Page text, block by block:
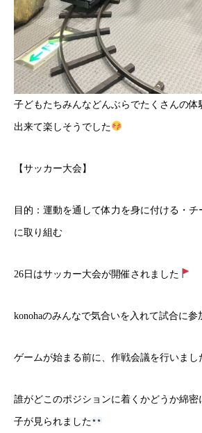
子どもたちみんなどんぶらでたくさんの
出来て楽しそうでした
【サッカー大会】
目的：運動を通して体力を身に付ける・
に取り組む
26日はサッカー大会が開催されました
konohaのみんなで気合いを入れて試合に参
ゲームが始まる前に、作戦会議を行いまし
誰がどこのポジションに着くかどうか綿密
子が見られました